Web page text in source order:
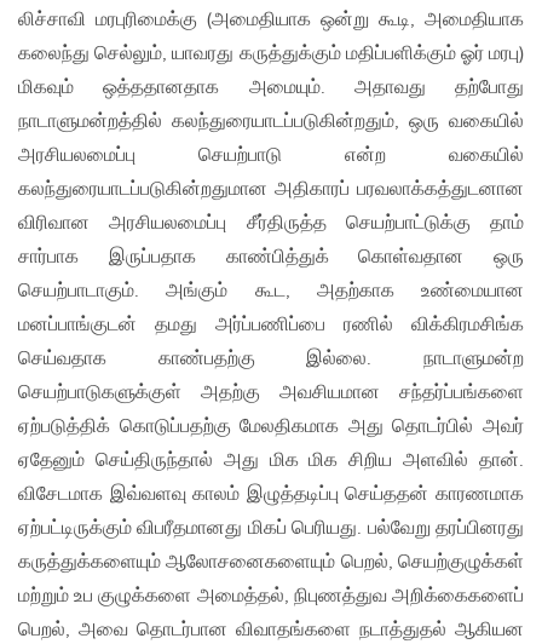
லிச்சாவி மரபுரிமைக்கு (அமைதியாக ஒன்று கூடி, அமைதியாக
கலைந்து செல்லும், யாவரது கருத்துக்கும் மதிப்பளிக்கும் ஓர் மரபு)
மிகவும் ஒத்ததானதாக அமையும். அதாவது தற்போது
நாடாளுமன்றத்தில் கலந்துரையாடப்படுகின்றதும், ஒரு வகையில்
அரசியலமைப்பு செயற்பாடு என்ற வகையில்
கலந்துரையாடப்படுகின்றதுமான அதிகாரப் பரவலாக்கத்துடனான
விரிவான அரசியலமைப்பு சீர்திருத்த செயற்பாட்டுக்கு தாம்
சார்பாக இருப்பதாக காண்பித்துக் கொள்வதான ஒரு
செயற்பாடாகும். அங்கும் கூட, அதற்காக உண்மையான
மனப்பாங்குடன் தமது அர்ப்பணிப்பை ரணில் விக்கிரமசிங்க
செய்வதாக காண்பதற்கு இல்லை. நாடாளுமன்ற
செயற்பாடுகளுக்குள் அதற்கு அவசியமான சந்தர்ப்பங்களை
ஏற்படுத்திக் கொடுப்பதற்கு மேலதிகமாக அது தொடர்பில் அவர்
ஏதேனும் செய்திருந்தால் அது மிக மிக சிறிய அளவில் தான்.
விசேடமாக இவ்வளவு காலம் இழுத்தடிப்பு செய்ததன் காரணமாக
ஏற்பட்டிருக்கும் விபரீதமானது மிகப் பெரியது. பல்வேறு தரப்பினரது
கருத்துக்களையும் ஆலோசனைகளையும் பெறல், செயற்குழுக்கள்
மற்றும் உப குழுக்களை அமைத்தல், நிபுணத்துவ அறிக்கைகளைப்
பெறல், அவை தொடர்பான விவாதங்களை நடாத்துதல் ஆகியன